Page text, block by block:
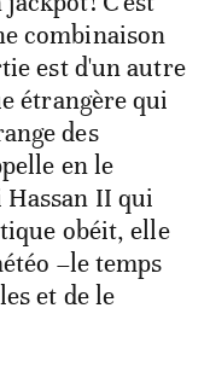
combinaison
est d'un autre
étrangère qui
des
en le
II qui
obéit, elle
–le temps
et de le